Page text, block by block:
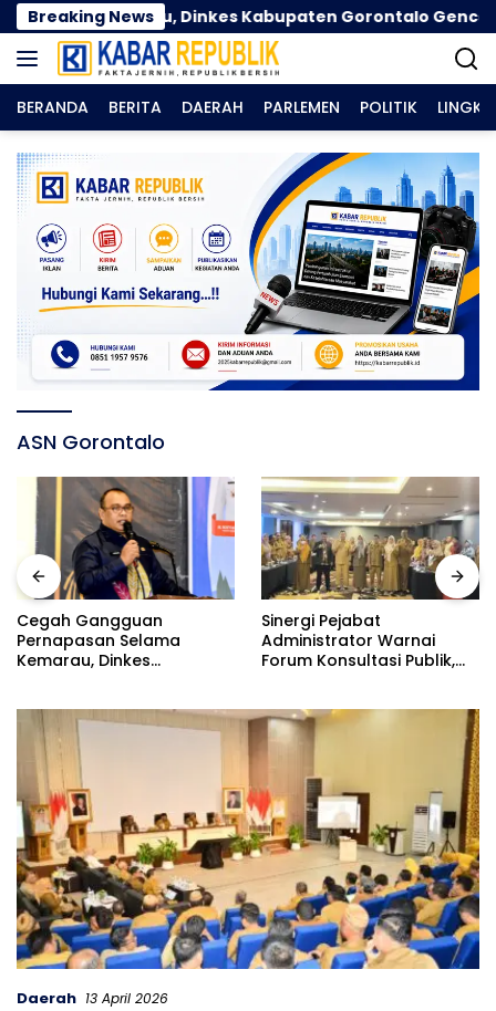
Langsung
ke
konten
Breaking News
Kemarau, Dinkes Kabupaten Gorontalo Gencarkan
BERANDA BERITA DAERAH PARLEMEN POLITIK
ASN Gorontalo
Cegah Gangguan
Pernapasan Selama
Kemarau, Dinkes
Masker
Sinergi Pejabat
Administrator Warnai
Forum Konsultasi Publik,
Pelayanan
Daerah 13 April 2026